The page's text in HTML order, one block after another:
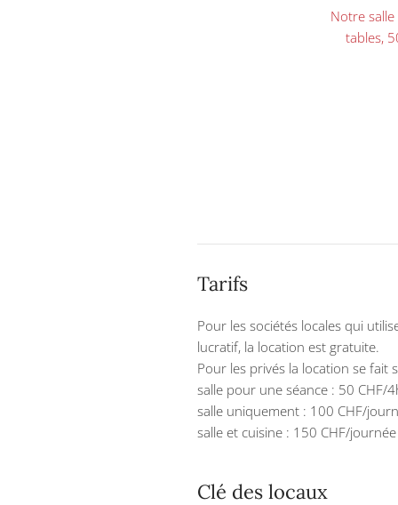
Notre
tables,
Tarifs
Pour les sociétés locales qui
lucratif, la location est gratuite.
Pour les privés la location se fait
salle pour une séance : 50 CHF/
salle uniquement : 100 CHF/
salle et cuisine : 150 CHF/
Clé des locaux